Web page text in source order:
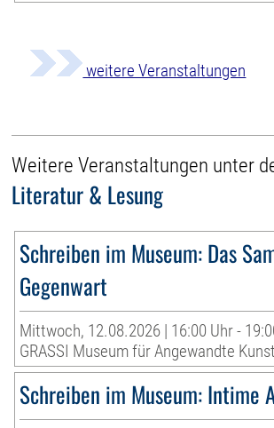
weitere Veranstaltungen
Weitere Veranstaltungen unter
Literatur & Lesung
Schreiben im Museum: Das
Gegenwart
Mittwoch, 12.08.2026 | 16:00 Uhr -
GRASSI Museum für Angewandte Kunst
Schreiben im Museum: Intime